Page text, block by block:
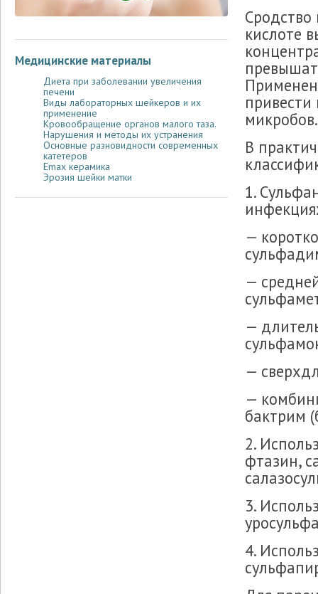
Медицинские материалы
Диета при заболевании увеличения
печени
Виды лабораторных шейкеров и их
применение
Кровообращение органов малого таза.
Нарушения и методы их устранения
Основные разновидности современных
катетеров
Emax керамика
Эрозия шейки матки
кислоте
микробов.
В
1.
—
—
—
—
—
бактрим
2.
фтазин,
3.
4.